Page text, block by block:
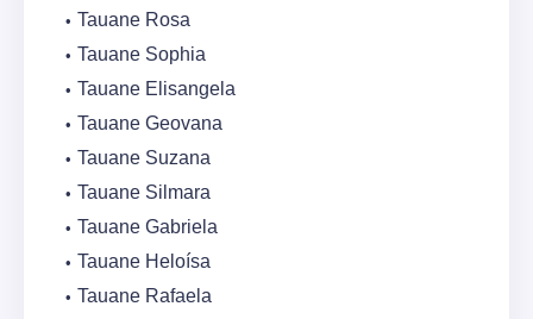
Tauane Rosa
Tauane Sophia
Tauane Elisangela
Tauane Geovana
Tauane Suzana
Tauane Silmara
Tauane Gabriela
Tauane Heloísa
Tauane Rafaela